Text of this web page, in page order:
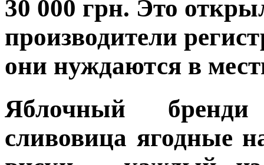
30 000 грн. Это
производители
они нуждаются в
Яблочный
сливовица ягодные